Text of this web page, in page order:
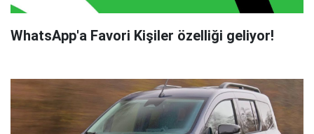
WhatsApp'a Favori Kişiler özelliği geliyor!